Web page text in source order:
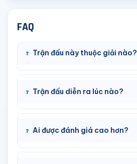
FAQ
Trận đấu này thuộc giải nào?
Trận đấu diễn ra lúc nào?
Ai được đánh giá cao hơn?